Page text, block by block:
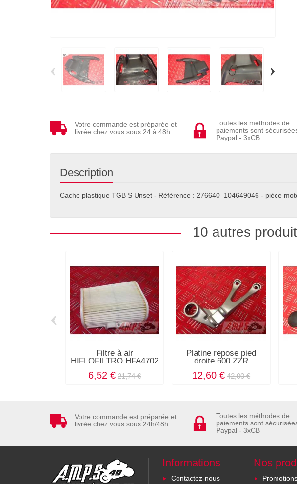
‹ ›
Votre commande est préparée et
livrée chez vous sous 24 à 48h
Toutes les méthodes de
paiements sont
Paypal - 3xCB
Description
Cache plastique TGB S Unset - Référence : 276640_104649046 - pièce
10 autres
Filtre à air
HIFLOFILTRO HFA4702
6,52 € 21,74 €
Platine repose pied
droite 600 ZZR
12,60 € 42,00 €
‹
Votre commande est préparée et
livrée chez vous sous 24h/48h
Toutes les méthodes de
paiements sont
Paypal - 3xCB
Informations
Contactez-nous
Nos
Promotions